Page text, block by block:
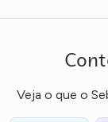
Veja o que o